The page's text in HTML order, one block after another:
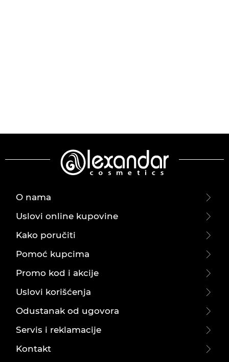
O nama
Uslovi online kupovine
Kako poručiti
Pomoć kupcima
Promo kod i akcije
Uslovi korišćenja
Odustanak od ugovora
Servis i reklamacije
Kontakt